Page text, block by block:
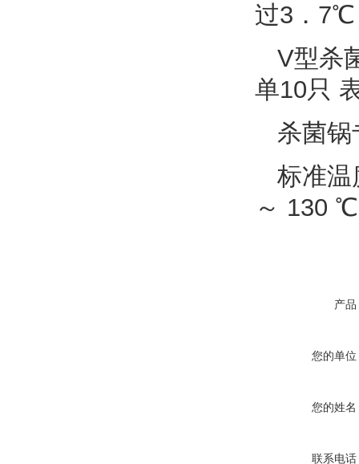
过3．7℃
V型杀
单10只
杀菌
标准
～ 130
产品
您的单位
您的姓名
联系电话